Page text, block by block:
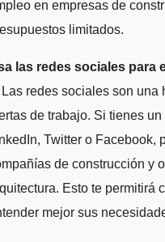
en empresas de
limitados.
las redes sociales para
redes sociales son una
de trabajo. Si tienes
Twitter o Facebook,
de construcción y
Esto te permitirá
mejor sus